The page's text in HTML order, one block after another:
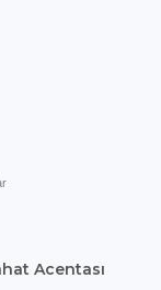
Acentası